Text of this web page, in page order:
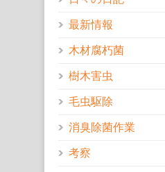
最新情報
木材腐朽菌
樹木害虫
毛虫駆除
消臭除菌作業
考察